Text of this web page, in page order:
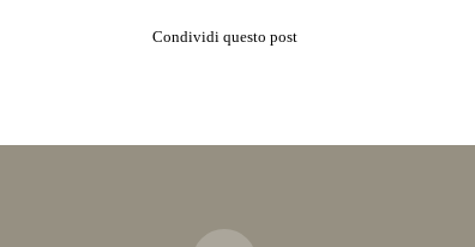
Condividi questo post